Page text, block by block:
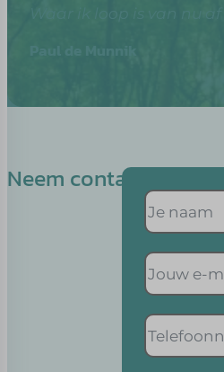
Neem contact op